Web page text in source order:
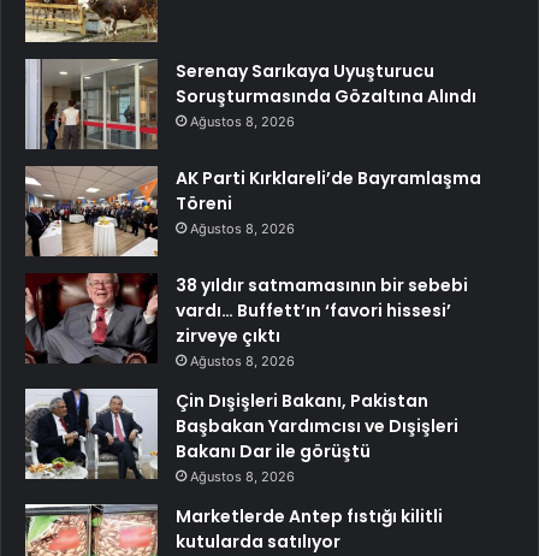
Serenay Sarıkaya Uyuşturucu
Soruşturmasında Gözaltına Alındı
Ağustos 8, 2026
AK Parti Kırklareli’de Bayramlaşma
Töreni
Ağustos 8, 2026
38 yıldır satmamasının bir sebebi
vardı… Buffett’ın ‘favori hissesi’
zirveye çıktı
Ağustos 8, 2026
Çin Dışişleri Bakanı, Pakistan
Başbakan Yardımcısı ve Dışişleri
Bakanı Dar ile görüştü
Ağustos 8, 2026
Marketlerde Antep fıstığı kilitli
kutularda satılıyor